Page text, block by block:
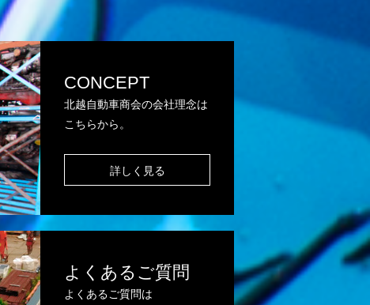
CONCEPT
北越自動車商会の会社理念は
こちらから。
詳しく見る
よくあるご質問
よくあるご質問は